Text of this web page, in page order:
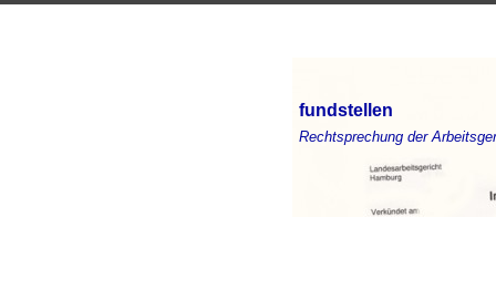
fundstellen
Rechtsprechung der